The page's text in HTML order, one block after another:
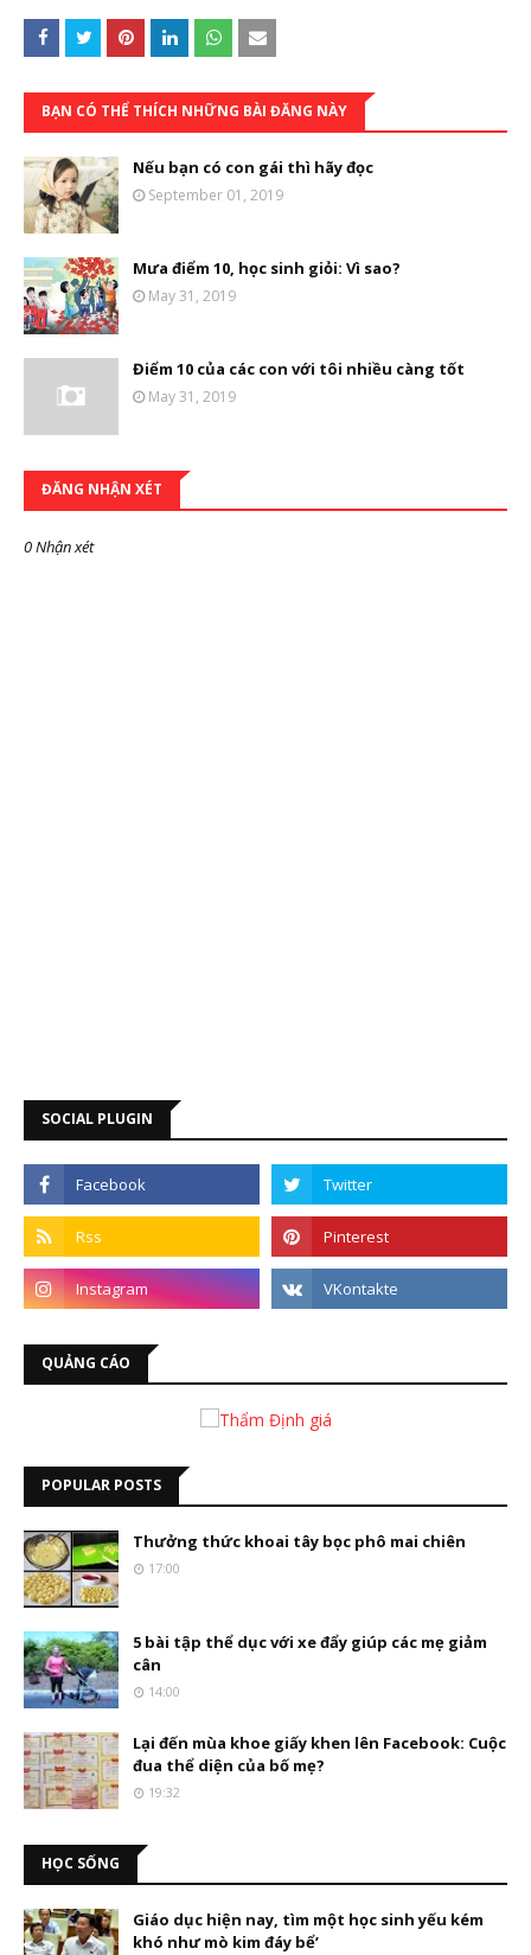
BẠN CÓ THỂ THÍCH NHỮNG BÀI ĐĂNG NÀY
Nếu bạn có con gái thì hãy đọc
September 01, 2019
Mưa điểm 10, học sinh giỏi: Vì sao?
May 31, 2019
Điểm 10 của các con với tôi nhiều càng tốt
May 31, 2019
ĐĂNG NHẬN XÉT
0 Nhận xét
SOCIAL PLUGIN
QUẢNG CÁO
POPULAR POSTS
Thưởng thức khoai tây bọc phô mai chiên
17:00
5 bài tập thể dục với xe đẩy giúp các mẹ giảm
cân
14:00
Lại đến mùa khoe giấy khen lên Facebook: Cuộc
đua thể diện của bố mẹ?
19:32
HỌC SỐNG
Giáo dục hiện nay, tìm một học sinh yếu kém
khó như mò kim đáy bể’